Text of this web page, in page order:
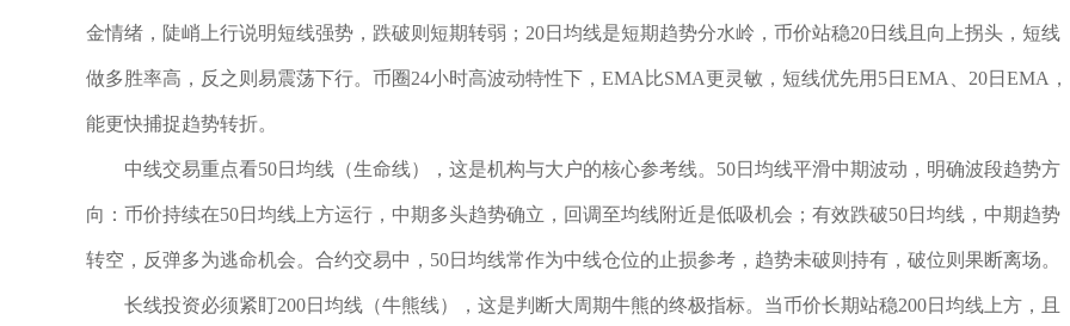
金情绪，陡峭上行说明短线强势，跌破则短期转弱；20日均线是短期趋势分水岭，币价站稳20日线且向上拐头，短线
做多胜率高，反之则易震荡下行。币圈24小时高波动特性下，EMA比SMA更灵敏，短线优先用5日EMA、20日EMA，
能更快捕捉趋势转折。
中线交易重点看50日均线（生命线），这是机构与大户的核心参考线。50日均线平滑中期波动，明确波段趋势方
向：币价持续在50日均线上方运行，中期多头趋势确立，回调至均线附近是低吸机会；有效跌破50日均线，中期趋势
转空，反弹多为逃命机会。合约交易中，50日均线常作为中线仓位的止损参考，趋势未破则持有，破位则果断离场。
长线投资必须紧盯200日均线（牛熊线），这是判断大周期牛熊的终极指标。当币价长期站稳200日均线上方，且